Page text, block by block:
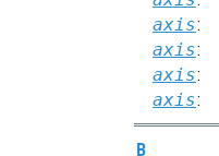
axis:
axis:
axis:
axis:
B